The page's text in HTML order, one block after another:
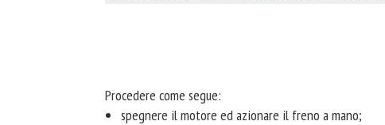
Procedere come segue:
spegnere il motore ed azionare il freno a mano;